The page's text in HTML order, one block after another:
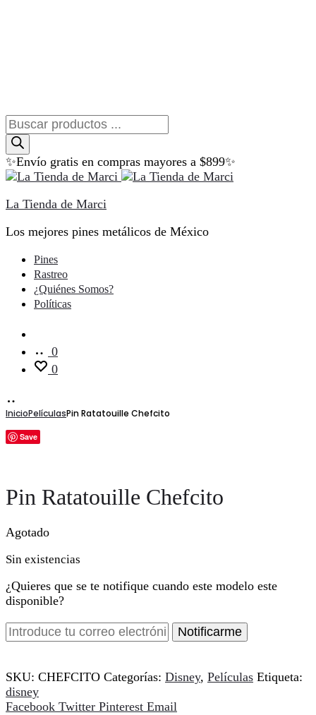
Búsqueda
de
productos
✨Envío gratis en compras mayores a $899✨
La Tienda de Marci
Los mejores pines metálicos de México
Pines
Rastreo
¿Quiénes Somos?
Políticas
0
0
InicioPelículasPin Ratatouille Chefcito
Save
Pin Ratatouille Chefcito
Agotado
Sin existencias
¿Quieres que se te notifique cuando este modelo este
disponible?
Notificarme
SKU: CHEFCITO Categorías: Disney, Películas Etiqueta:
disney
Compartir
Facebook Twitter Pinterest Email